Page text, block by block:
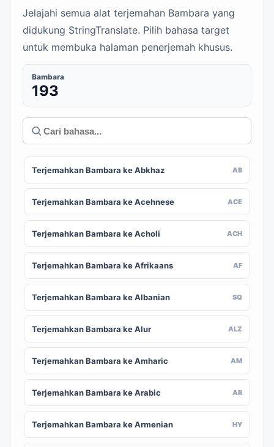
Jelajahi semua alat terjemahan Bambara yang
didukung StringTranslate. Pilih bahasa target
untuk membuka halaman penerjemah khusus.
Bambara
193
Terjemahkan Bambara ke Abkhaz AB
Terjemahkan Bambara ke Acehnese ACE
Terjemahkan Bambara ke Acholi ACH
Terjemahkan Bambara ke Afrikaans AF
Terjemahkan Bambara ke Albanian SQ
Terjemahkan Bambara ke Alur ALZ
Terjemahkan Bambara ke Amharic AM
Terjemahkan Bambara ke Arabic AR
Terjemahkan Bambara ke Armenian HY